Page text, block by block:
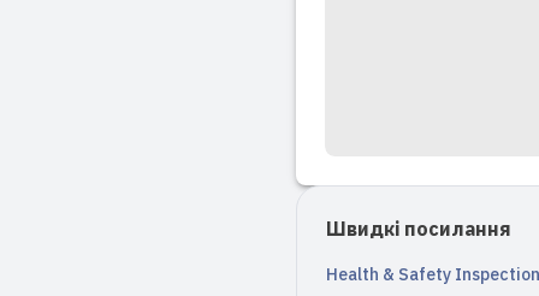
Швидкі посилання
Health & Safety